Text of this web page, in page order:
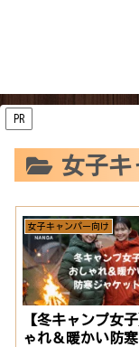
PR
女子キ
女子キャンパー向け
【冬キャンプ女
ゃれ＆暖かい防